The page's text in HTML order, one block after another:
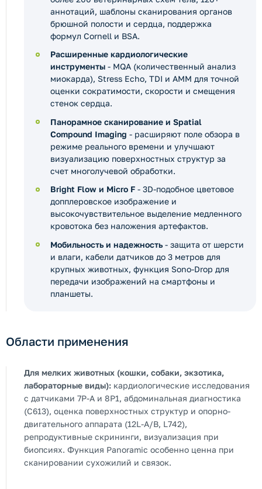
аннотаций, шаблоны сканирования органов
брюшной полости и сердца, поддержка
формул Cornell и BSA.
Расширенные кардиологические
инструменты - MQA (количественный анализ
миокарда), Stress Echo, TDI и AMM для точной
оценки сократимости, скорости и смещения
стенок сердца.
Панорамное сканирование и Spatial
Compound Imaging - расширяют поле обзора в
режиме реального времени и улучшают
визуализацию поверхностных структур за
счет многолучевой обработки.
Bright Flow и Micro F - 3D-подобное цветовое
допплеровское изображение и
высокочувствительное выделение медленного
кровотока без наложения артефактов.
Мобильность и надежность- защита от шерсти
и влаги, кабели датчиков до 3 метров для
крупных животных, функция Sono-Drop для
передачи изображений на смартфоны и
планшеты.
Области применения
Для мелких животных (кошки, собаки, экзотика,
лабораторные виды): кардиологические исследования
с датчиками 7P-A и 8P1, абдоминальная диагностика
(C613), оценка поверхностных структур и опорно-
двигательного аппарата (12L-A/B, L742),
репродуктивные скрининги, визуализация при
биопсиях. Функция Panoramic особенно ценна при
сканировании сухожилий и связок.